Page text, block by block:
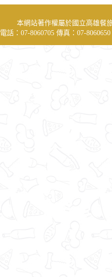
本網站著作權屬於國立高雄餐
電話：07-8060705 傳真：07-